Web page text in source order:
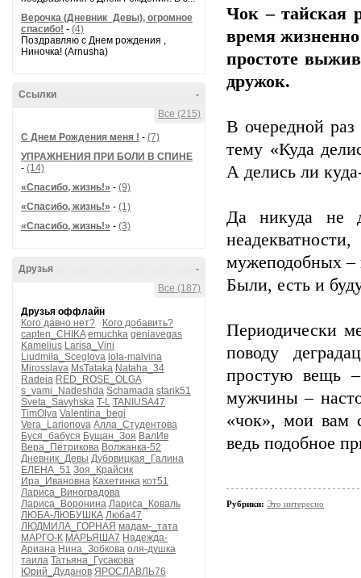
Верочка (Дневник_Девы), огромное
спасибо! - (4)
Поздравляю с Днем рождения ,
Ниночка! (Arnusha)
-
Ссылки
Все (215)
С Днем Рождения меня ! - (7)
УПРАЖНЕНИЯ ПРИ БОЛИ В СПИНЕ
- (14)
«Спасибо, жизнь!» - (9)
«Спасибо, жизнь!» - (1)
«Спасибо, жизнь!» - (3)
-
Друзья
Все (187)
Друзья оффлайн
Кого давно нет?
Кого добавить?
capten_CHIKA emuchka geniavegas
Kamelius Larisa_Vini
Liudmila_Sceglova lola-malvina
Mirosslava MsTataka Nataha_34
Radeia RED_ROSE_OLGA
s_vami_Nadeshda Schamada starik51
Sveta_Savyhska T-L TANIUSA47
TimOlya Valentina_begi
Vera_Larionova Алла_Студентова
Буся_бабуся Бущан_Зоя ВалИв
Вера_Петрикова Волжанка-52
Дневник_Девы Дубовицкая_Галина
ЕЛЕНА_51 Зоя_Крайсик
Ира_Ивановна Кахетинка кот51
Лариса_Виноградова
Лариса_Воронина Лариса_Коваль
ЛЮБА-ЛЮБУШКА Люба47
ЛЮДМИЛА_ГОРНАЯ мадам-_тата
МАРГО-К МАРЬЯША7 Надежда-
Ариана Нина_Зобкова оля-душка
таила Татьяна_Гусакова
Юрий_Дуданов ЯРОСЛАВЛЬ76
Чок – тайская
время жизненно
простоте
дружок.
В очередной
тему «Куда
А делись ли
Да никуда не
мужеподобных –
Были, есть и
Периодически
поводу
простую вещь –
мужчины –
«чок», мои вам
ведь подобное
Рубрики: Это интересно